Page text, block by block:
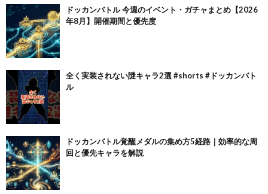
ドッカンバトル 今週のイベント・ガチャまとめ【2026
年8月】開催期間と優先度
全く実装されない謎キャラ2選 #shorts #ドッカンバト
ル
ドッカンバトル覚醒メダルの集め方5経路｜効率的な周
回と優先キャラを解説